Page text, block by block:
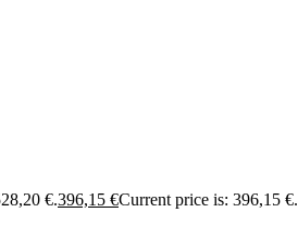
€.396,15 €Current price is: 396,15 €.